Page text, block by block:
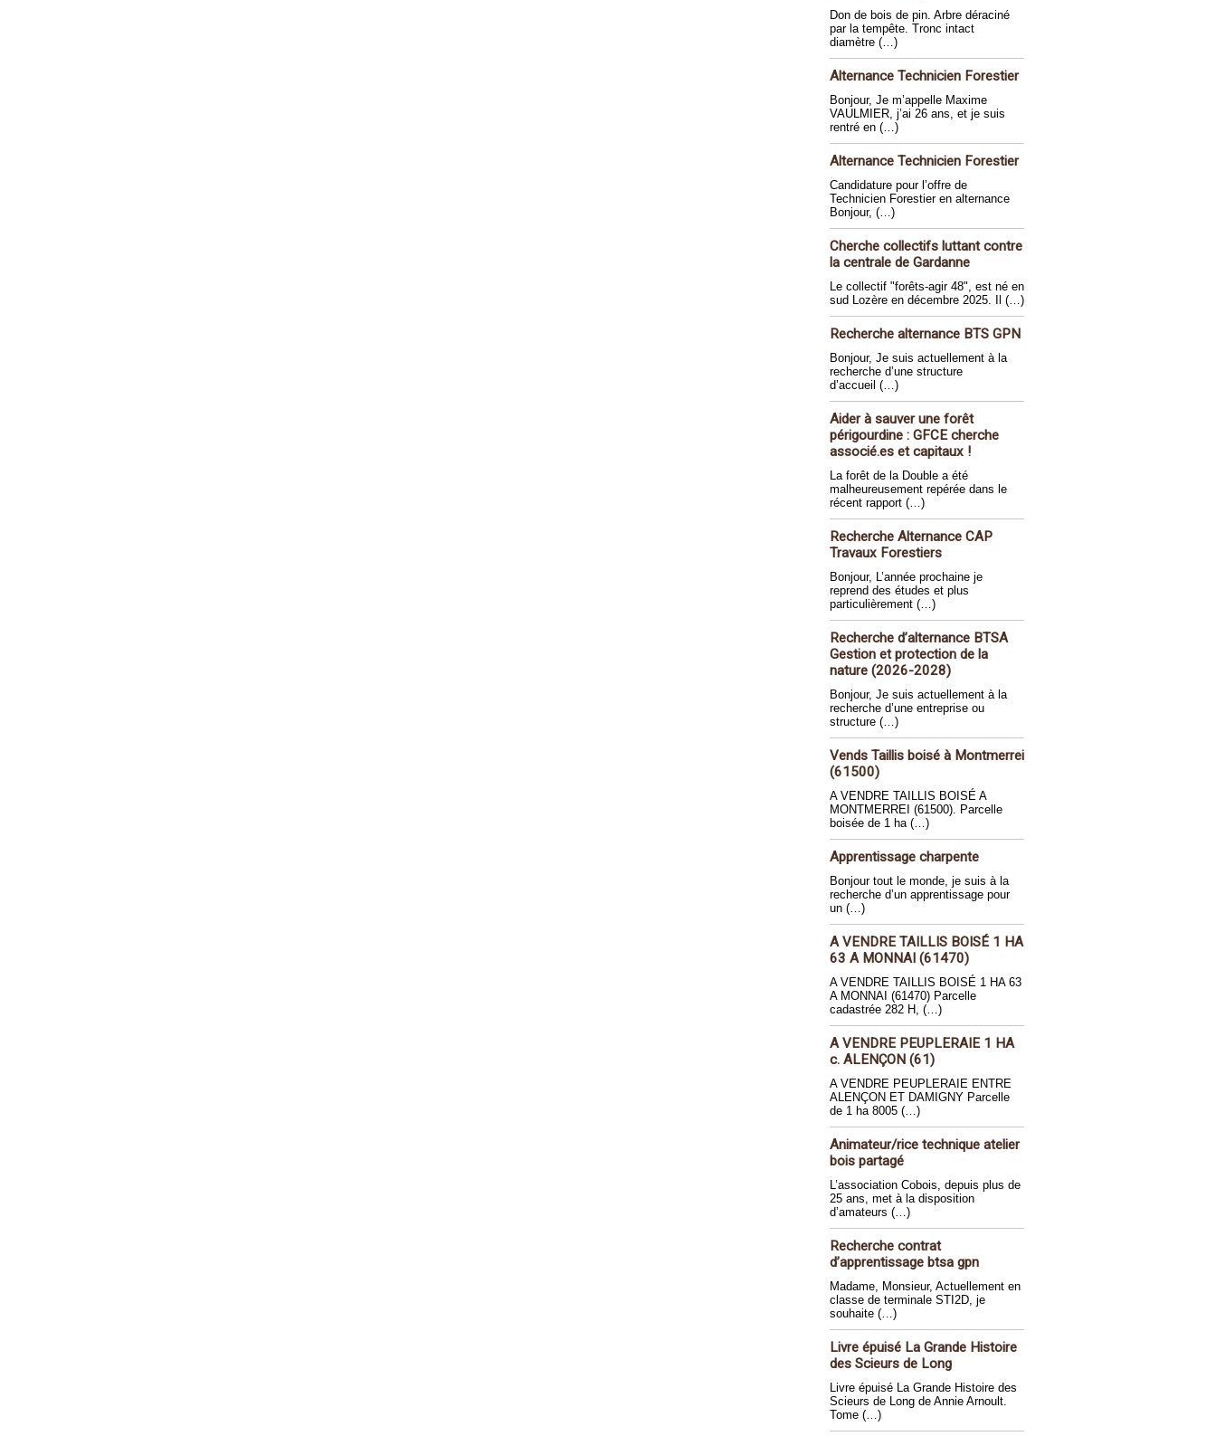
Don de bois de pin. Arbre déraciné
par la tempête. Tronc intact
diamètre (…)
Alternance Technicien Forestier
Bonjour, Je m’appelle Maxime
VAULMIER, j’ai 26 ans, et je suis
rentré en (…)
Alternance Technicien Forestier
Candidature pour l’offre de
Technicien Forestier en alternance
Bonjour, (…)
Cherche collectifs luttant contre
la centrale de Gardanne
Le collectif "forêts-agir 48", est né en
sud Lozère en décembre 2025. Il (…)
Recherche alternance BTS GPN
Bonjour, Je suis actuellement à la
recherche d’une structure
d’accueil (…)
Aider à sauver une forêt
périgourdine : GFCE cherche
associé.es et capitaux !
La forêt de la Double a été
malheureusement repérée dans le
récent rapport (…)
Recherche Alternance CAP
Travaux Forestiers
Bonjour, L’année prochaine je
reprend des études et plus
particulièrement (…)
Recherche d’alternance BTSA
Gestion et protection de la
nature (2026-2028)
Bonjour, Je suis actuellement à la
recherche d’une entreprise ou
structure (…)
Vends Taillis boisé à Montmerrei
(61500)
A VENDRE TAILLIS BOISÉ A
MONTMERREI (61500). Parcelle
boisée de 1 ha (…)
Apprentissage charpente
Bonjour tout le monde, je suis à la
recherche d’un apprentissage pour
un (…)
A VENDRE TAILLIS BOISÉ 1 HA
63 A MONNAI (61470)
A VENDRE TAILLIS BOISÉ 1 HA 63
A MONNAI (61470) Parcelle
cadastrée 282 H, (…)
A VENDRE PEUPLERAIE 1 HA
c. ALENÇON (61)
A VENDRE PEUPLERAIE ENTRE
ALENÇON ET DAMIGNY Parcelle
de 1 ha 8005 (…)
Animateur/rice technique atelier
bois partagé
L’association Cobois, depuis plus de
25 ans, met à la disposition
d’amateurs (…)
Recherche contrat
d’apprentissage btsa gpn
Madame, Monsieur, Actuellement en
classe de terminale STI2D, je
souhaite (…)
Livre épuisé La Grande Histoire
des Scieurs de Long
Livre épuisé La Grande Histoire des
Scieurs de Long de Annie Arnoult.
Tome (…)